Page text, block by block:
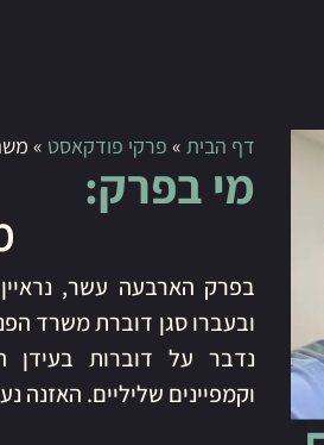
דף הבית » פרקי פודקאסט »
מי בפרק:
בפרק הארבעה עשר,
ובעברו סגן דוברת משרד
נדבר על דוברות בעידן
וקמפיינים שליליים. האזנה